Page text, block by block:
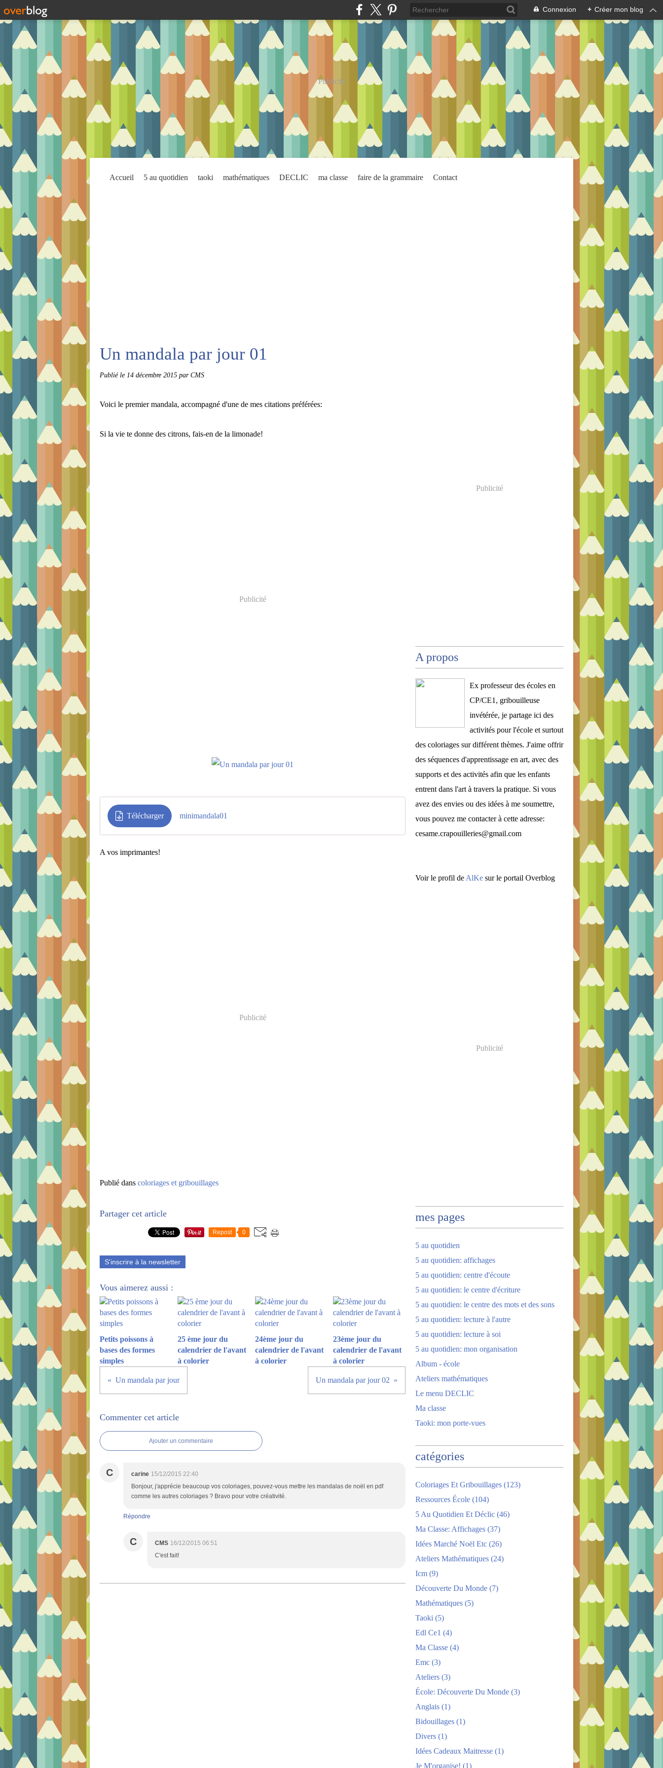
Connexion + Créer mon blog
Publicité
Accueil 5 au quotidien taoki mathématiques DECLIC ma classe faire de la grammaire Contact
Un mandala par jour 01
Publié le 14 décembre 2015 par CMS
Voici le premier mandala, accompagné d'une de mes citations préférées:
Si la vie te donne des citrons, fais-en de la limonade!
Publicité
Télécharger minimandala01
A vos imprimantes!
Publicité
Publié dans coloriages et gribouillages
Partager cet article
Repost 0
S'inscrire à la newsletter
Vous aimerez aussi :
Petits poissons à
bases des formes
simples
25 ème jour du
calendrier de l'avant
à colorier
24ème jour du
calendrier de l'avant
à colorier
23ème jour du
calendrier de l'avant
à colorier
Un mandala par jour Un mandala par jour 02
Commenter cet article
Ajouter un commentaire
C carine 15/12/2015 22:40
Bonjour, j'apprécie beaucoup vos coloriages, pouvez-vous mettre les mandalas de noël en pdf
comme les autres coloriages ? Bravo pour votre créativité.
Répondre
C CMS 16/12/2015 06:51
C'est fait!
Publicité
A propos
Ex professeur des écoles en
CP/CE1, gribouilleuse
invétérée, je partage ici des
activités pour l'école et surtout
des coloriages sur différent thèmes. J'aime offrir
des séquences d'apprentissage en art, avec des
supports et des activités afin que les enfants
entrent dans l'art à travers la pratique. Si vous
avez des envies ou des idées à me soumettre,
vous pouvez me contacter à cette adresse:
cesame.crapouilleries@gmail.com
Voir le profil de AlKe sur le portail Overblog
Publicité
mes pages
5 au quotidien
5 au quotidien: affichages
5 au quotidien: centre d'écoute
5 au quotidien: le centre d'écriture
5 au quotidien: le centre des mots et des sons
5 au quotidien: lecture à l'autre
5 au quotidien: lecture à soi
5 au quotidien: mon organisation
Album - école
Ateliers mathématiques
Le menu DECLIC
Ma classe
Taoki: mon porte-vues
catégories
Coloriages Et Gribouillages (123)
Ressources École (104)
5 Au Quotidien Et Déclic (46)
Ma Classe: Affichages (37)
Idées Marché Noël Etc (26)
Ateliers Mathématiques (24)
Icm (9)
Découverte Du Monde (7)
Mathématiques (5)
Taoki (5)
Edl Ce1 (4)
Ma Classe (4)
Emc (3)
Ateliers (3)
École: Découverte Du Monde (3)
Anglais (1)
Bidouillages (1)
Divers (1)
Idées Cadeaux Maitresse (1)
Je M'organise! (1)